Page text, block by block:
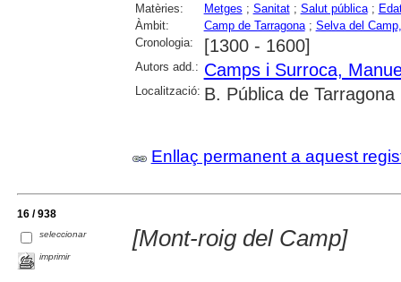
Matèries: Metges ; Sanitat; Salut pública;
Àmbit:
Camp de Tarragona; Selva del
Cronologia:
[1300 - 1600]
Autors add.: Camps i Surroca,
Localització: B. Pública de Tarragona
Enllaç permanent a aquest
16 / 938
seleccionar
imprimir
[Mont-roig del Camp]